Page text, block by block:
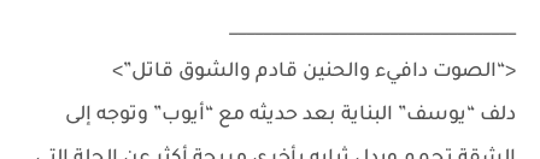
__________________________________
<“الصوت دافيء والحنين قادم والشوق قاتل”>
دلف “يوسف” البناية بعد حديثه مع “أيوب” وتوجه إلى